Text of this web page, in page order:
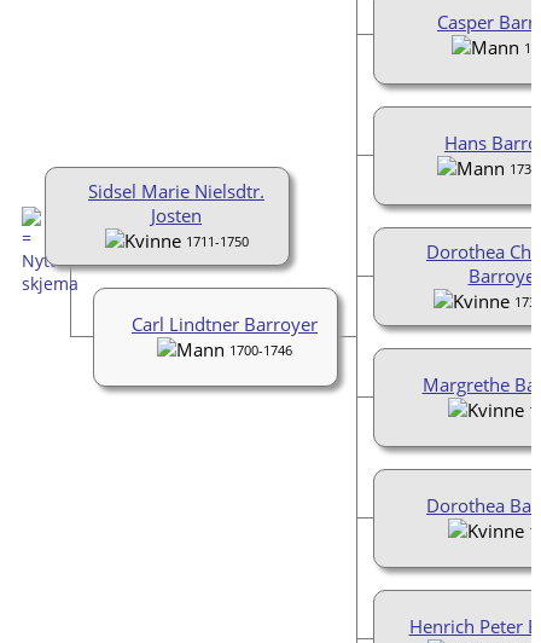
Casper
Hans
Dorothea
Barroyer
Margrethe
Dorothea
Henrich Peter
Sidsel Marie Nielsdtr.
Josten
1711-1750
Carl Lindtner Barroyer
1700-1746